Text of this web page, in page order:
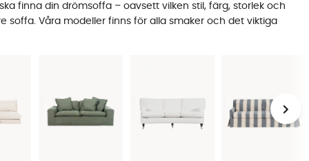
finna din drömsoffa – oavsett vilken stil, färg, storlek och
soffa. Våra modeller finns för alla smaker och det viktiga
Har du exempelvis husdjur och barn hemma eller har
Självklart har vi också enskilda
klädslar till sofforom den
avtagbar, kan du ta hand om den genom användning av